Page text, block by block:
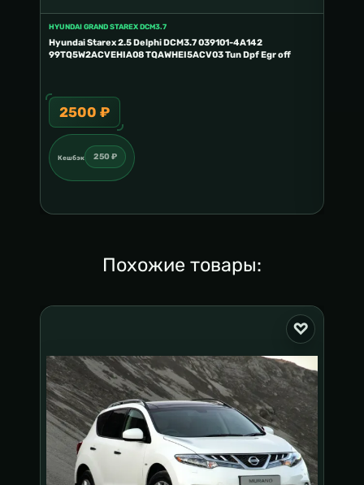
HYUNDAI GRAND STAREX DCM3.7
Hyundai Starex 2.5 Delphi DCM3.7 039101-4A142
99TQ5W2ACVEHIA08 TQAWHEI5ACV03 Tun Dpf Egr off
2500 ₽
Кешбэк 250 ₽
Похожие товары: